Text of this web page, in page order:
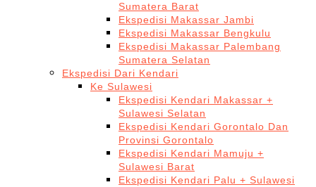
Sumatera Barat
Ekspedisi Makassar Jambi
Ekspedisi Makassar Bengkulu
Ekspedisi Makassar Palembang
Sumatera Selatan
Ekspedisi Dari Kendari
Ke Sulawesi
Ekspedisi Kendari Makassar +
Sulawesi Selatan
Ekspedisi Kendari Gorontalo Dan
Provinsi Gorontalo
Ekspedisi Kendari Mamuju +
Sulawesi Barat
Ekspedisi Kendari Palu + Sulawesi